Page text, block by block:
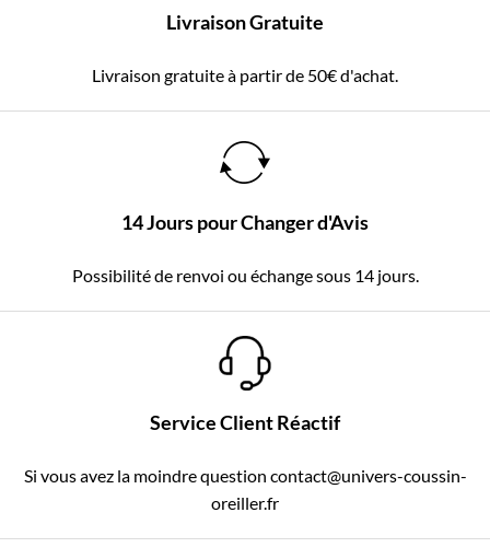
Livraison Gratuite
Livraison gratuite à partir de 50€ d'achat.
14 Jours pour Changer d'Avis
Possibilité de renvoi ou échange sous 14 jours.
Service Client Réactif
Si vous avez la moindre question contact@univers-coussin-
oreiller.fr